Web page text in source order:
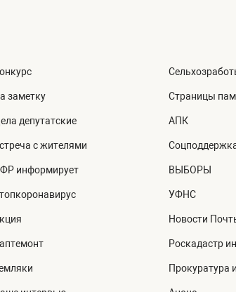
заметку
депутатские
с жителями
информирует
Страницы
АПК
ВЫБОРЫ
УФНС
Новости
Роскадастр
Прокуратура